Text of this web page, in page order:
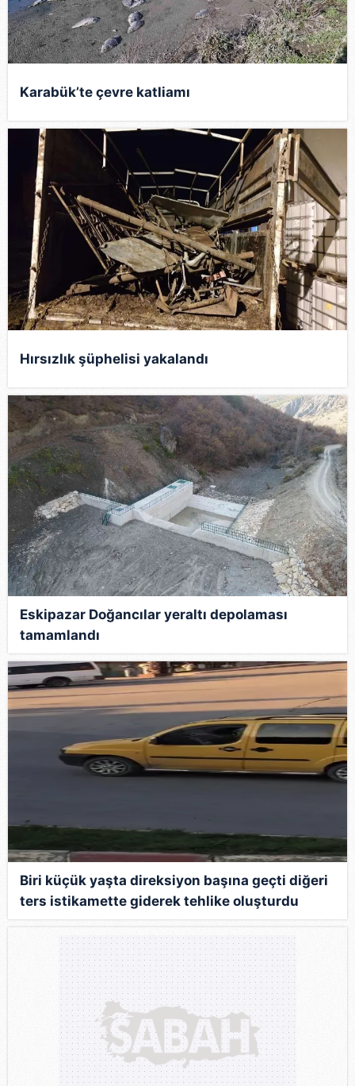
Karabük’te çevre katliamı
Hırsızlık şüphelisi yakalandı
Eskipazar Doğancılar yeraltı depolaması
tamamlandı
Biri küçük yaşta direksiyon başına geçti diğeri
ters istikamette giderek tehlike oluşturdu